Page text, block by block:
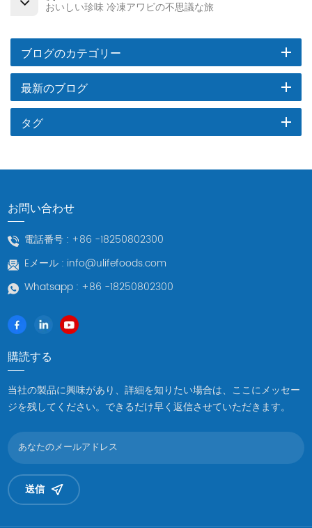
おいしい珍味 冷凍アワビの不思議な旅
ブログのカテゴリー
最新のブログ
タグ
お問い合わせ
電話番号 : +86 -18250802300
Eメール : info@ulifefoods.com
Whatsapp : +86 -18250802300
購読する
当社の製品に興味があり、詳細を知りたい場合は、ここにメッセー
ジを残してください。できるだけ早く返信させていただきます。
送信